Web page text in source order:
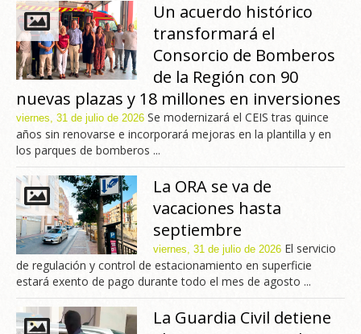
Un acuerdo histórico
transformará el
Consorcio de Bomberos
de la Región con 90
nuevas plazas y 18 millones en inversiones
viernes, 31 de julio de 2026 Se modernizará el CEIS tras quince
años sin renovarse e incorporará mejoras en la plantilla y en
los parques de bomberos ...
La ORA se va de
vacaciones hasta
septiembre
viernes, 31 de julio de 2026 El servicio
de regulación y control de estacionamiento en superficie
estará exento de pago durante todo el mes de agosto ...
La Guardia Civil detiene